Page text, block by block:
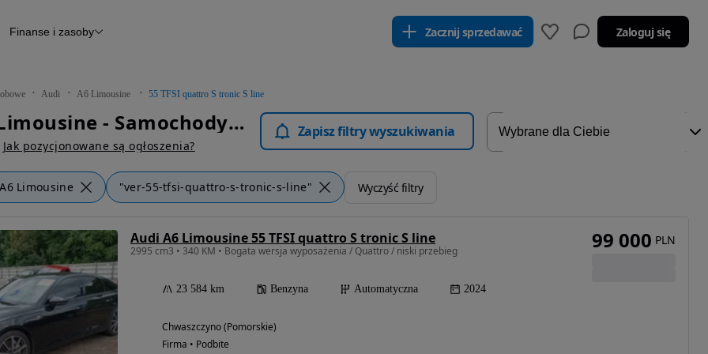
Raport z inspekcji
Otomoto News
Finanse i zasoby Zacznij sprzedawać Zaloguj się
Audi A6 Limousine 55 TFSI quattro S tronic S line
Audi A6 Limousine - Samochody Osobowe
Jak pozycjonowane są ogłoszenia?
Zapisz filtry wyszukiwania
A6 Limousine "ver-55-tfsi-quattro-s-tronic-s-line" Wyczyść filtry
Audi A6 Limousine 55 TFSI quattro S tronic S line
2995 cm3 • 340 KM • Bogata wersja wyposażenia / Quattro / niski przebieg
23 584 km Benzyna Automatyczna 2024
Chwaszczyno (Pomorskie)
Firma • Podbite
99 000 PLN